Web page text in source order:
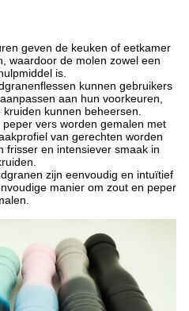
geven de keuken of eetkamer
waardoor de molen zowel een
is.
kunnen gebruikers
aan hun voorkeuren,
kunnen beheersen.
vers worden gemalen met
van gerechten worden
frisser en intensiever smaak in
zijn eenvoudig en intuïtief
manier om zout en peper